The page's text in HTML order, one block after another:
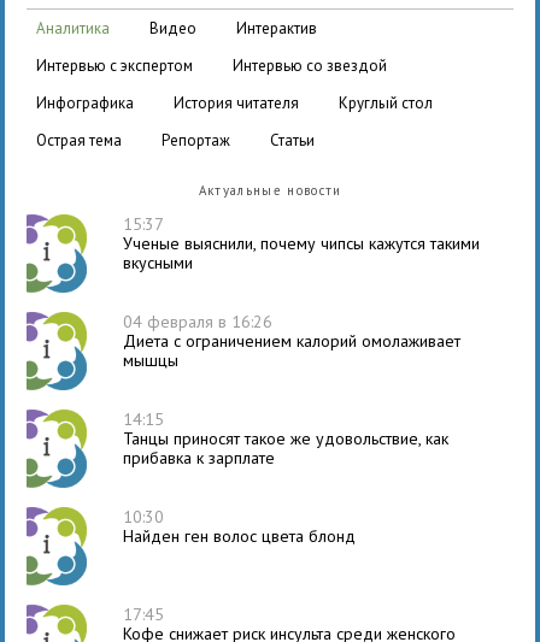
аналитика видео
интерактив
интервью с экспертом
интервью со звездой
инфографика
история читателя
круглый стол
острая тема
репортаж статьи
Актуальные новости
15:37
Ученые выяснили, почему чипсы кажутся такими
вкусными
04 февраля в 16:26
Диета с ограничением калорий омолаживает
мышцы
14:15
Танцы приносят такое же удовольствие, как
прибавка к зарплате
10:30
Найден ген волос цвета блонд
17:45
Кофе снижает риск инсульта среди женского